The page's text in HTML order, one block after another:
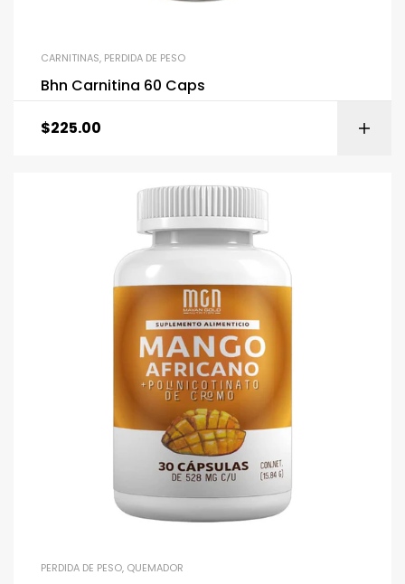
CARNITINAS, PERDIDA DE PESO
Bhn Carnitina 60 Caps
$225.00
PERDIDA DE PESO, QUEMADOR